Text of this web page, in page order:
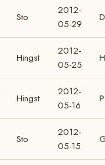
Sto
2012-
05-29
Hingst
2012-
05-25
Hingst
2012-
05-16
Sto
2012-
05-15